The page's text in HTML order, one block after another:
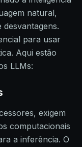
natural,
desvantagens.
para usar
Aqui estão
LLMs:
exigem
computacionais
a inferência. O